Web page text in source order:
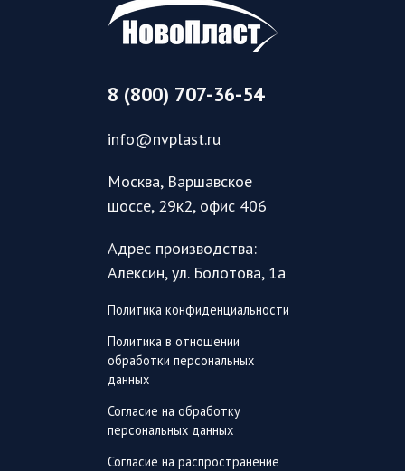
8 (800) 707-36-54
info@nvplast.ru
Москва, Варшавское
шоссе, 29к2, офис 406
Адрес производства:
Алексин, ул. Болотова, 1а
Политика конфиденциальности
Политика в отношении
обработки персональных
данных
Согласие на обработку
персональных данных
Согласие на распространение